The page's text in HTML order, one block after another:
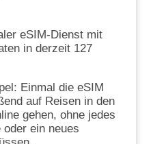
eSIM-Dienst mit
in derzeit 127
Einmal die eSIM
auf Reisen in den
gehen, ohne jedes
ein neues